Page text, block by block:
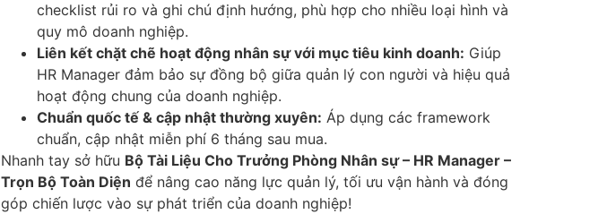
checklist rủi ro và ghi chú định hướng, phù hợp cho nhiều loại hình và
quy mô doanh nghiệp.
Liên kết chặt chẽ hoạt động nhân sự với mục tiêu kinh doanh: Giúp
HR Manager đảm bảo sự đồng bộ giữa quản lý con người và hiệu quả
hoạt động chung của doanh nghiệp.
Chuẩn quốc tế & cập nhật thường xuyên: Áp dụng các framework
chuẩn, cập nhật miễn phí 6 tháng sau mua.
Nhanh tay sở hữu Bộ Tài Liệu Cho Trưởng Phòng Nhân sự – HR Manager –
Trọn Bộ Toàn Diện để nâng cao năng lực quản lý, tối ưu vận hành và đóng
góp chiến lược vào sự phát triển của doanh nghiệp!